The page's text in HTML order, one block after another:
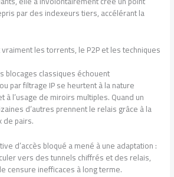
par des indexeurs tiers, accélérant la
les torrents, le P2P et les techniques
blocages classiques échouent
par filtrage IP se heurtent à la nature
à l’usage de miroirs multiples. Quand un
d’autres prennent le relais grâce à la
pairs.
d’accès bloqué a mené à une adaptation :
vers des tunnels chiffrés et des relais,
censure inefficaces à long terme.